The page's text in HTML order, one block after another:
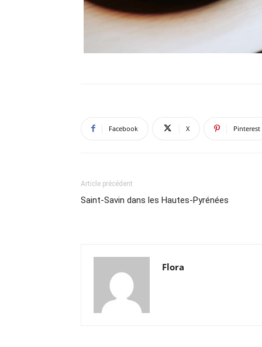
Facebook X Pinterest
Article précédent
Saint-Savin dans les Hautes-Pyrénées
Flora